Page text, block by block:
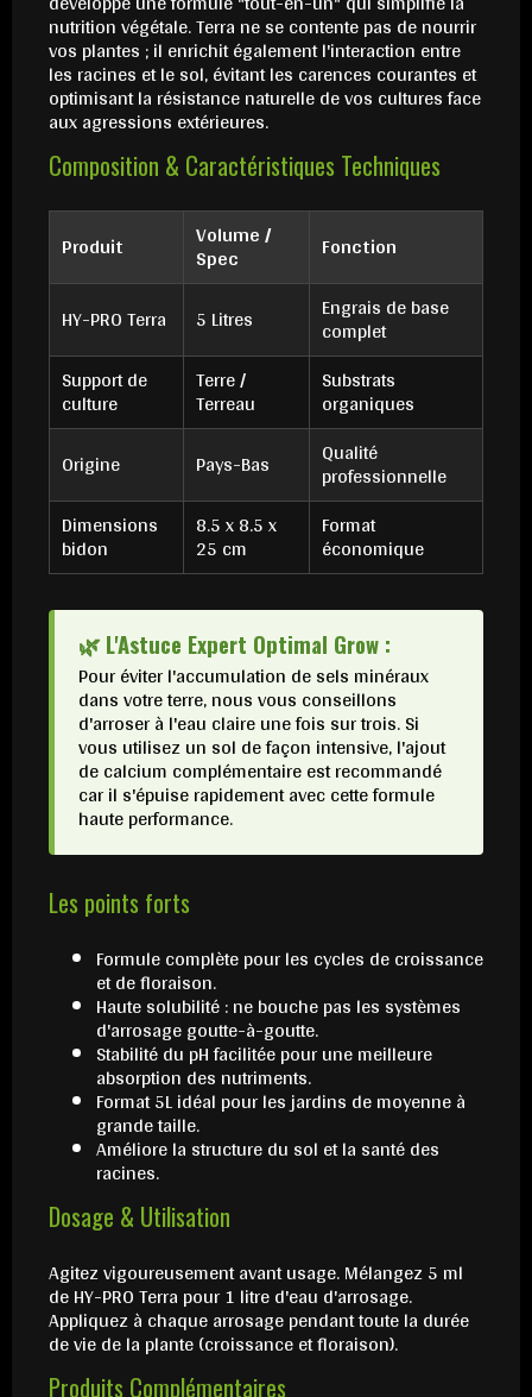
nutrition végétale. Terra ne se contente pas de nourrir
vos plantes ; il enrichit également l'interaction entre
les racines et le sol, évitant les carences courantes et
optimisant la résistance naturelle de vos cultures face
aux agressions extérieures.
Composition & Caractéristiques Techniques
Produit Volume /
Spec Fonction
HY-PRO Terra 5 Litres Engrais de base
complet
Support de
culture
Terre /
Terreau
Substrats
organiques
Origine
Pays-Bas Qualité
professionnelle
Dimensions
bidon
8.5 x 8.5 x
25 cm
Format
économique
🌿 L'Astuce Expert Optimal Grow :
Pour éviter l'accumulation de sels minéraux
dans votre terre, nous vous conseillons
d'arroser à l'eau claire une fois sur trois. Si
vous utilisez un sol de façon intensive, l'ajout
de calcium complémentaire est recommandé
car il s'épuise rapidement avec cette formule
haute performance.
Les points forts
Formule complète pour les cycles de croissance
et de floraison.
Haute solubilité : ne bouche pas les systèmes
d'arrosage goutte-à-goutte.
Stabilité du pH facilitée pour une meilleure
absorption des nutriments.
Format 5L idéal pour les jardins de moyenne à
grande taille.
Améliore la structure du sol et la santé des
racines.
Dosage & Utilisation
Agitez vigoureusement avant usage. Mélangez 5 ml
de HY-PRO Terra pour 1 litre d'eau d'arrosage.
Appliquez à chaque arrosage pendant toute la durée
de vie de la plante (croissance et floraison).
Produits Complémentaires